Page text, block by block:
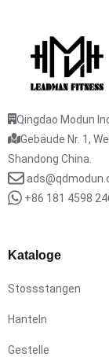
Qingdao Modun
Gebäude Nr. 1,
Shandong China.
+86 181 4598
Kataloge
Stossstangen
Hanteln
Gestelle